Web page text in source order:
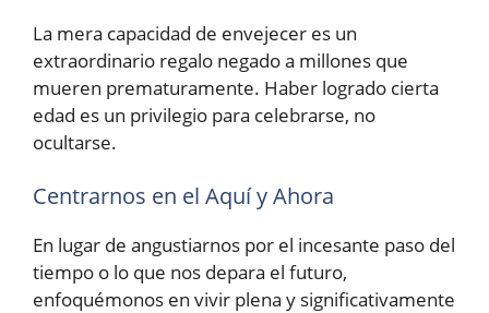
La mera capacidad de envejecer es un
extraordinario regalo negado a millones que
mueren prematuramente. Haber logrado cierta
edad es un privilegio para celebrarse, no
ocultarse.
Centrarnos en el Aquí y Ahora
En lugar de angustiarnos por el incesante paso del
tiempo o lo que nos depara el futuro,
enfoquémonos en vivir plena y significativamente